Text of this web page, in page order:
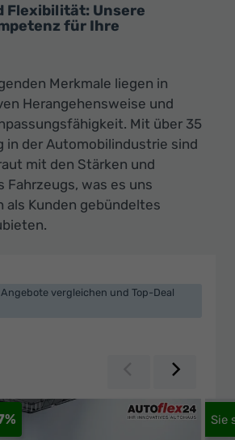
Flexibilität: Unsere
für Ihre
Merkmale liegen in
Herangehensweise und
Mit über 35
in der Automobilindustrie sind
mit den Stärken und
Fahrzeugs, was es uns
als Kunden gebündeltes
vergleichen und Top-Deal
Zurück